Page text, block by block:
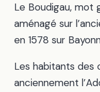
Le Boudigau, mot
aménagé sur
en 1578 sur
Les habitants des
anciennement